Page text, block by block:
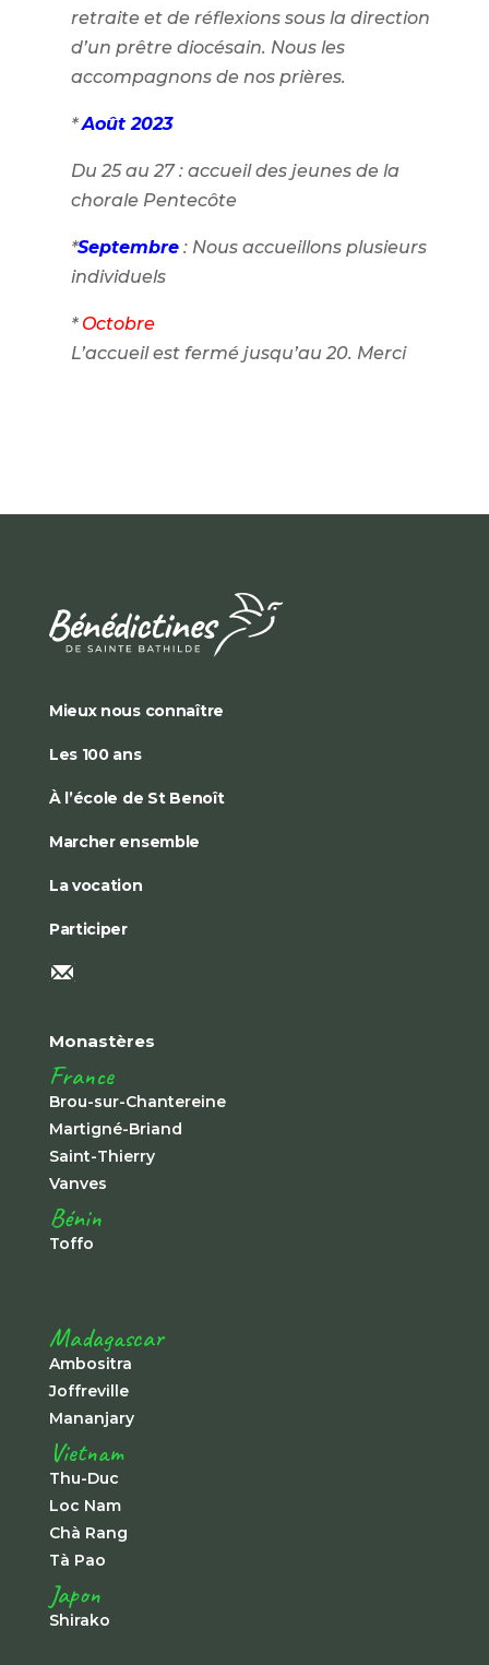
retraite et de réflexions sous la direction
d’un prêtre diocésain. Nous les
accompagnons de nos prières.
*Août 2023
Du 25 au 27 : accueil des jeunes de la
chorale Pentecôte
*Septembre : Nous accueillons plusieurs
individuels
* Octobre
L’accueil est fermé jusqu’au 20. Merci
Mieux nous connaître
Les 100 ans
À l’école de St Benoît
Marcher ensemble
La vocation
Participer
Monastères
France
Brou-sur-Chantereine
Martigné-Briand
Saint-Thierry
Vanves
Bénin
Toffo
Madagascar
Ambositra
Joffreville
Mananjary
Vietnam
Thu-Duc
Loc Nam
Chà Rang
Tà Pao
Japon
Shirako